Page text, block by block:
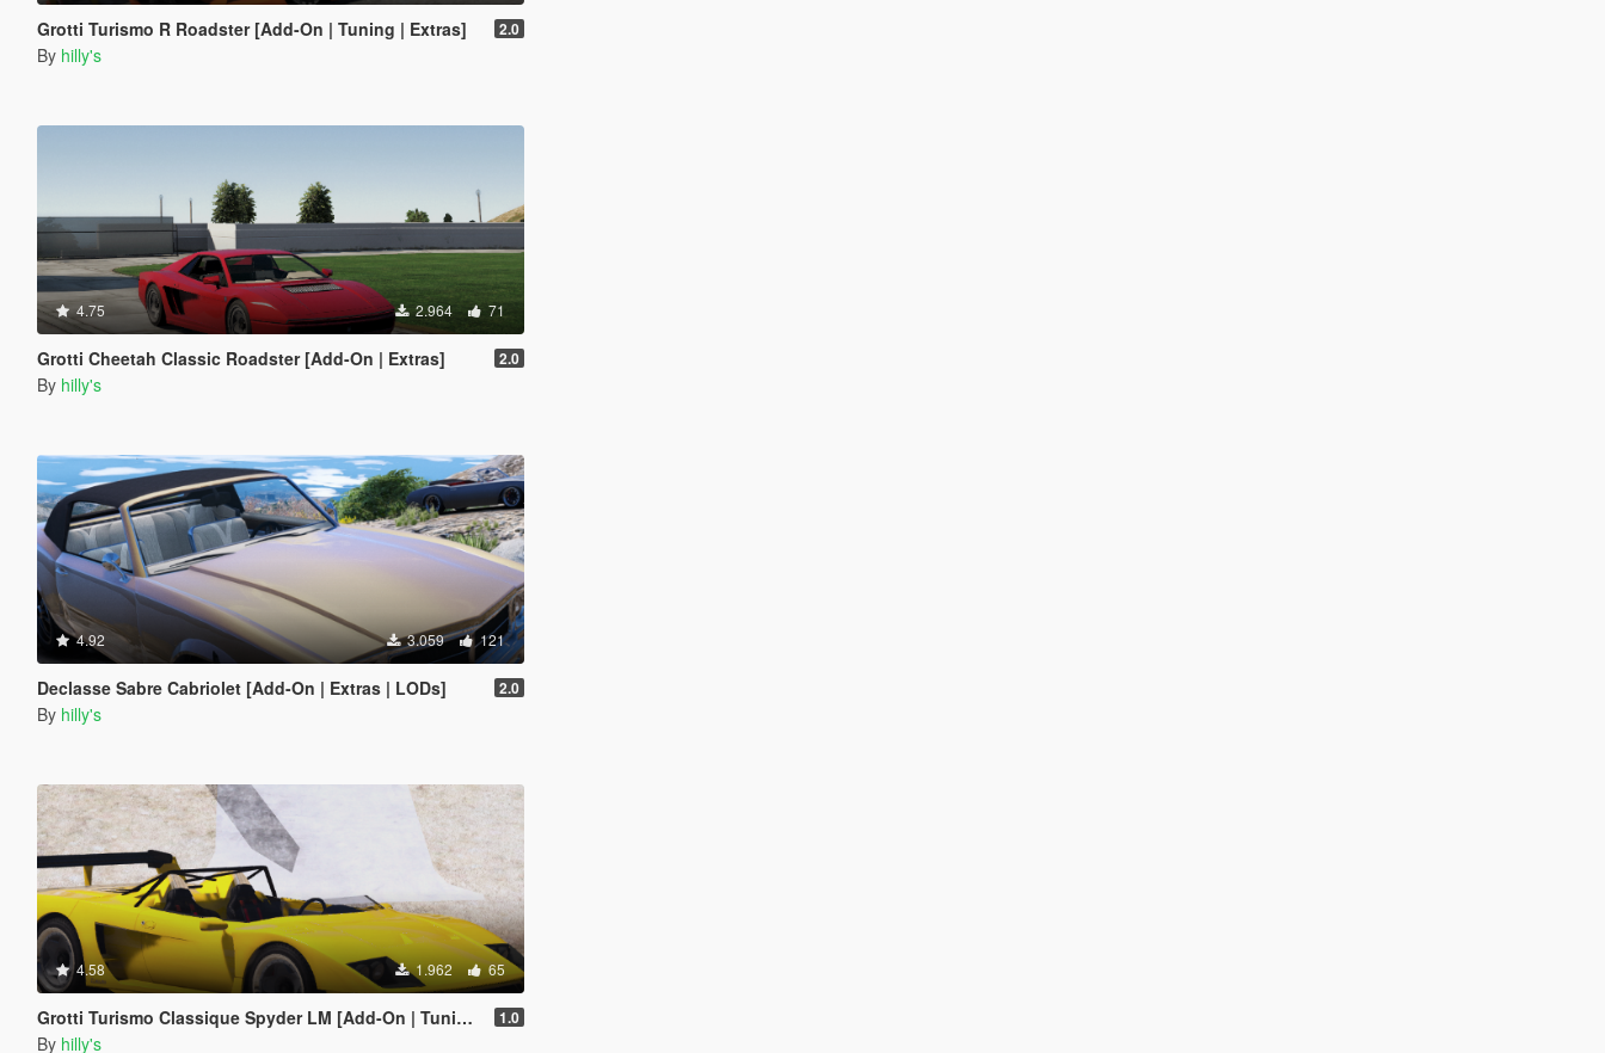
Grotti Turismo R Roadster [Add-On | Tuning | Extras] 2.0
By hilly's
4.75 2.964 71
Grotti Cheetah Classic Roadster [Add-On | Extras] 2.0
By hilly's
4.92 3.059 121
Declasse Sabre Cabriolet [Add-On | Extras | LODs] 2.0
By hilly's
4.58 1.962 65
Grotti Turismo Classique Spyder LM [Add-On | Tuning | Extras] 1.0
By hilly's